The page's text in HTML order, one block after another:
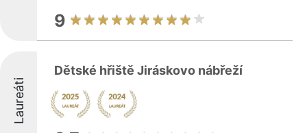
9
Laureáti
Dětské hřiště Jiráskovo nábřeží